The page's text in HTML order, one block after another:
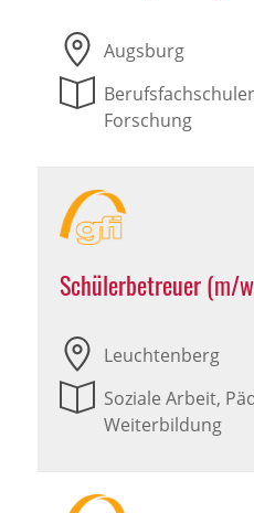
Augsburg
Forschung
Schülerbetreuer (m/
Leuchtenberg
Soziale Arbeit,
Weiterbildung